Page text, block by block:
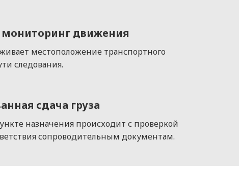
движения
местоположение транспортного
следования.
сдача груза
назначения происходит с проверкой
сопроводительным документам.